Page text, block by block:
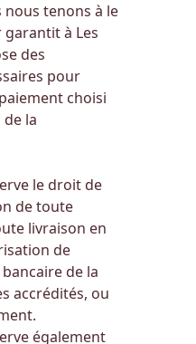
tenons à le
garantit à Les
des
pour
choisi
la
le droit de
de toute
livraison en
de
de la
accrédités, ou
également